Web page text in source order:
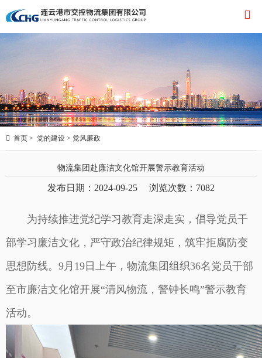

 首页 > 党的建设 > 党风廉政
物流集团赴廉洁文化馆开展警示教育活动
发布日期：2024-09-25 浏览次数： 7082
为持续推进党纪学习教育走深走实，倡导党员干
部学习廉洁文化，严守政治纪律规矩，筑牢拒腐防变
思想防线。9月19日上午，物流集团组织36名党员干部
至市廉洁文化馆开展“清风物流，警钟长鸣”警示教育
活动。